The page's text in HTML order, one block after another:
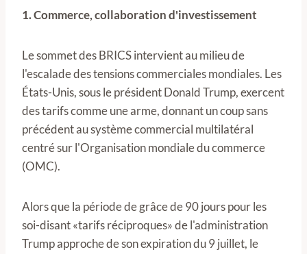
1. Commerce, collaboration d'investissement
Le sommet des BRICS intervient au milieu de
l'escalade des tensions commerciales mondiales. Les
États-Unis, sous le président Donald Trump, exercent
des tarifs comme une arme, donnant un coup sans
précédent au système commercial multilatéral
centré sur l'Organisation mondiale du commerce
(OMC).
Alors que la période de grâce de 90 jours pour les
soi-disant «tarifs réciproques» de l'administration
Trump approche de son expiration du 9 juillet, le